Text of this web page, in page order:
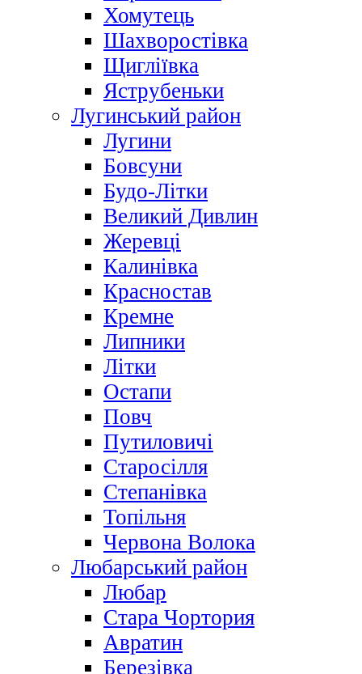
Хомутець
Шахворостівка
Щигліївка
Яструбеньки
Лугинський район
Лугини
Бовсуни
Будо-Літки
Великий Дивлин
Жеревці
Калинівка
Красностав
Кремне
Липники
Літки
Остапи
Повч
Путиловичі
Старосілля
Степанівка
Топільня
Червона Волока
Любарський район
Любар
Стара Чортория
Авратин
Березівка